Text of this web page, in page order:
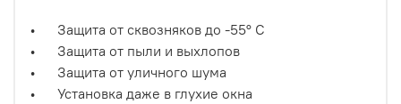
• Защита от сквозняков до -55° С
• Защита от пыли и выхлопов
• Защита от уличного шума
• Установка даже в глухие окна